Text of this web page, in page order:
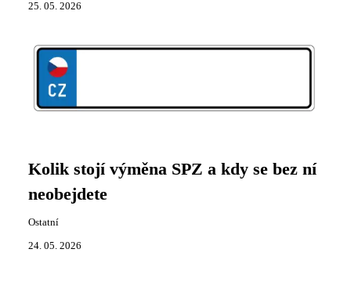
25. 05. 2026
Kolik stojí výměna SPZ a kdy se bez ní
neobejdete
Ostatní
24. 05. 2026